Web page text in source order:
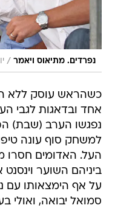
נפרדים. מתיאוס ויאמר /
כשהראש עוסק ללא
אחד ובדאגות לגבי
נפגשו הערב (שבת)
למשחק סוף עונה
העל. האדומים
ביניהם השוער
על אף הימצאותו עם